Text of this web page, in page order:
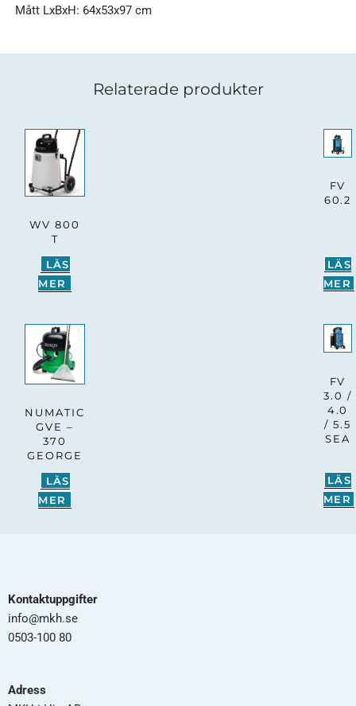
Mått LxBxH: 64x53x97 cm
Relaterade produkter
WV 800
T
LÄS
MER
FV
60.2
LÄS
MER
NUMATIC
GVE –
370
GEORGE
LÄS
MER
FV
3.0 /
4.0
/ 5.5
SEA
LÄS
MER
Kontaktuppgifter
info@mkh.se
0503-100 80
Adress